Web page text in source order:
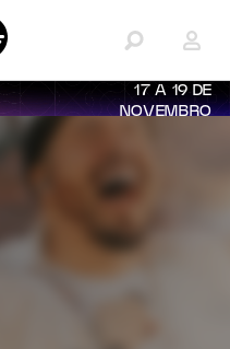
17 A 19 DE
NOVEMBRO